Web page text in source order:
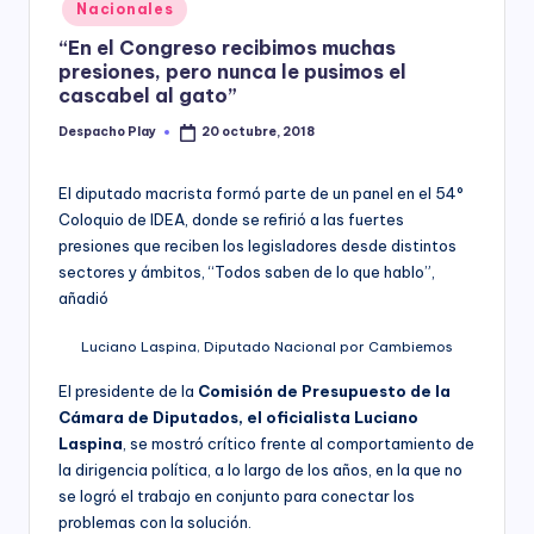
y
in
Nacionales
“En el Congreso recibimos muchas
presiones, pero nunca le pusimos el
cascabel al gato”
Posted
Despacho Play 20 octubre, 2018
El diputado macrista formó parte de un panel en el 54°
Coloquio de IDEA, donde se refirió a las fuertes
presiones que reciben los legisladores desde distintos
sectores y ámbitos, “Todos saben de lo que hablo”,
añadió
Luciano Laspina, Diputado Nacional por Cambiemos
El presidente de la Comisión de Presupuesto de la
Cámara de Diputados, el oficialista Luciano
Laspina , se mostró crítico frente al comportamiento de
la dirigencia política, a lo largo de los años, en la que no
se logró el trabajo en conjunto para conectar los
problemas con la solución.